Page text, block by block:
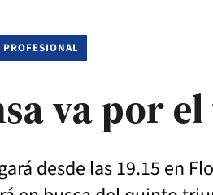
va por
desde las 19.15 en